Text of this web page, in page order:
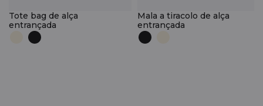
Tote bag de alça
entrançada
Mala a tiracolo de alça
entrançada